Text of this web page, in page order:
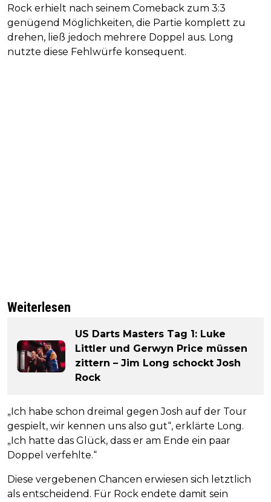
Rock erhielt nach seinem Comeback zum 3:3
genügend Möglichkeiten, die Partie komplett zu
drehen, ließ jedoch mehrere Doppel aus. Long
nutzte diese Fehlwürfe konsequent.
Weiterlesen
US Darts Masters Tag 1: Luke
Littler und Gerwyn Price müssen
zittern – Jim Long schockt Josh
Rock
„Ich habe schon dreimal gegen Josh auf der Tour
gespielt, wir kennen uns also gut“, erklärte Long.
„Ich hatte das Glück, dass er am Ende ein paar
Doppel verfehlte.“
Diese vergebenen Chancen erwiesen sich letztlich
als entscheidend. Für Rock endete damit sein